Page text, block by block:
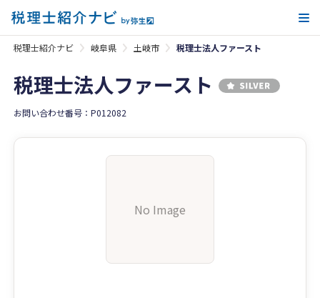
税理士紹介ナビ 岐阜県 土岐市 税理士法人ファースト
税理士法人ファースト
お問い合わせ番号：P012082
No Image